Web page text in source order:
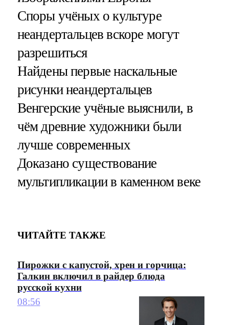
Споры учёных о культуре
неандертальцев вскоре могут
разрешиться
Найдены первые наскальные
рисунки неандертальцев
Венгерские учёные выяснили, в
чём древние художники были
лучше современных
Доказано существование
мультипликации в каменном веке
ЧИТАЙТЕ ТАКЖЕ
Пирожки с капустой, хрен и горчица:
Галкин включил в райдер блюда
русской кухни
08:56